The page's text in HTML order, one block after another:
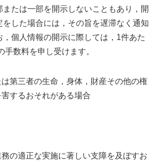
または一部を開示しないこともあり，開
をした場合には，その旨を遅滞なく通知
，個人情報の開示に際しては，1件あた
手数料を申し受けます。
第三者の生命，身体，財産その他の権
するおそれがある場合
の適正な実施に著しい支障を及ぼすお